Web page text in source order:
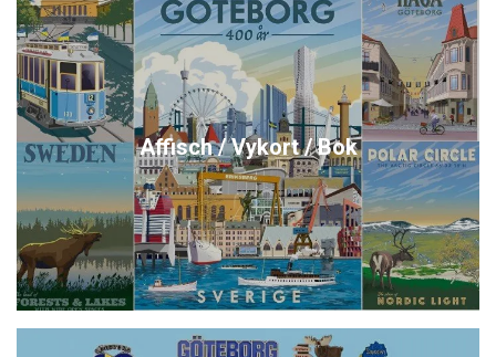
Affisch / Vykort / Bok